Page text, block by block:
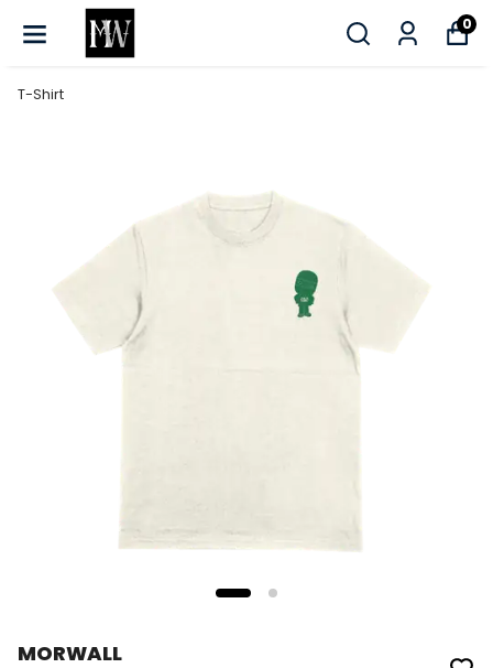
0
T-Shirt
MORWALL